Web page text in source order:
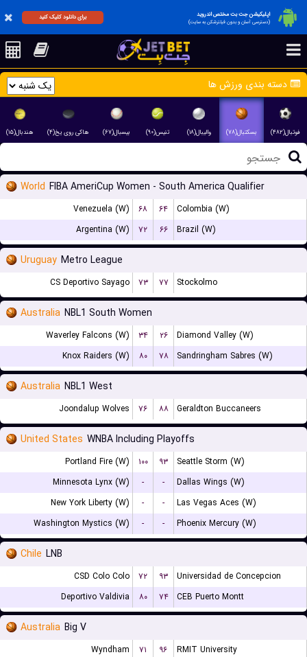
اپلیکیشن جت بت مختص اندروید
(دسترسی آسان و بدون فیلترشکن به سایت)
برای دانلود کلیک کنید
دسته بندی ورزش ها
فوتبال(۴۸۲) بسکتبال(۷۸) والیبال(۱۸) تنیس(۹۰) بیسبال(۶۷) هاکی روی یخ(۴) هندبال(۱۵)
World FIBA AmeriCup Women - South America Qualifier
Venezuela (W) ۶۸ ۶۴
Colombia (W)
Argentina (W)
۷۲ ۶۶ Brazil (W)
Uruguay Metro League
CS Deportivo Sayago ۷۳ ۷۷ Stockolmo
Australia NBL1 South Women
Waverley Falcons (W) ۳۴ ۲۶
Diamond Valley (W)
Knox Raiders (W)
۸۰ ۷۸ Sandringham Sabres (W)
Australia NBL1 West
Joondalup Wolves ۷۶ ۸۸ Geraldton Buccaneers
United States WNBA Including Playoffs
Portland Fire (W) ۱۰۰ ۹۳
Seattle Storm (W)
Minnesota Lynx (W)
- -
Dallas Wings (W)
New York Liberty (W)
- -
Las Vegas Aces (W)
Washington Mystics (W)
- - Phoenix Mercury (W)
Chile LNB
CSD Colo Colo ۷۲ ۹۳
Universidad de Concepcion
Deportivo Valdivia
۸۰ ۷۴ CEB Puerto Montt
Australia Big V
Wyndham ۷۱ ۹۶ RMIT University